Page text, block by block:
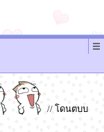
// โดนตบบ